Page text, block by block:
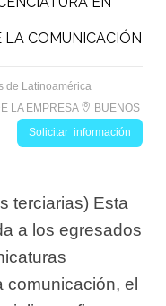
LA COMUNICACIÓN
de Latinoamérica
LA EMPRESA
BUENOS
Solicitar información
terciarias) Esta
a los egresados
comunicación, el